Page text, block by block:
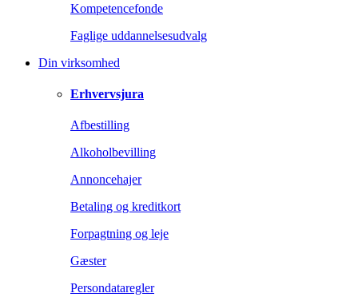
Kompetencefonde
Faglige uddannelsesudvalg
Din virksomhed
Erhvervsjura
Afbestilling
Alkoholbevilling
Annoncehajer
Betaling og kreditkort
Forpagtning og leje
Gæster
Persondataregler